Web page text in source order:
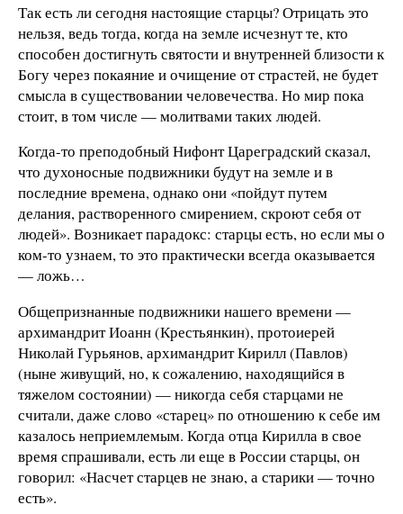
Так есть ли сегодня настоящие старцы? Отрицать это
нельзя, ведь тогда, когда на земле исчезнут те, кто
способен достигнуть святости и внутренней близости к
Богу через покаяние и очищение от страстей, не будет
смысла в существовании человечества. Но мир пока
стоит, в том числе — молитвами таких людей.
Когда-то преподобный Нифонт Цареградский сказал,
что духоносные подвижники будут на земле и в
последние времена, однако они «пойдут путем
делания, растворенного смирением, скроют себя от
людей». Возникает парадокс: старцы есть, но если мы о
ком-то узнаем, то это практически всегда оказывается
— ложь…
Общепризнанные подвижники нашего времени —
архимандрит Иоанн (Крестьянкин), протоиерей
Николай Гурьянов, архимандрит Кирилл (Павлов)
(ныне живущий, но, к сожалению, находящийся в
тяжелом состоянии) — никогда себя старцами не
считали, даже слово «старец» по отношению к себе им
казалось неприемлемым. Когда отца Кирилла в свое
время спрашивали, есть ли еще в России старцы, он
говорил: «Насчет старцев не знаю, а старики — точно
есть».